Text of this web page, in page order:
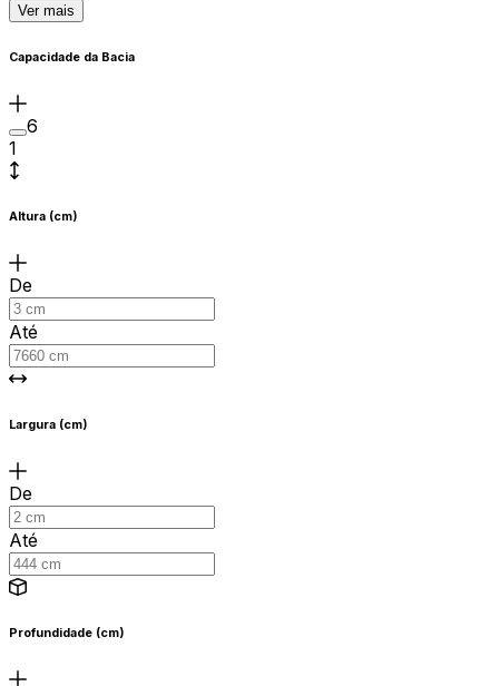
Ver mais
Capacidade da Bacia
6
1
Altura (cm)
De
Até
Largura (cm)
De
Até
Profundidade (cm)